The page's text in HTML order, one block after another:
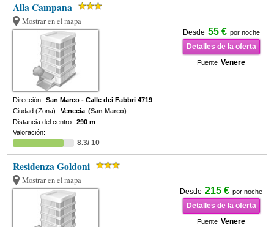
Alla Campana
Mostrar en el mapa
Desde 55 € por noche
Detalles de la oferta
Fuente Venere
Dirección: San Marco - Calle dei Fabbri 4719
Ciudad (Zona): Venecia (San Marco)
Distancia del centro: 290 m
Valoración:
8.3/ 10
Residenza Goldoni
Mostrar en el mapa
Desde 215 € por noche
Detalles de la oferta
Fuente Venere